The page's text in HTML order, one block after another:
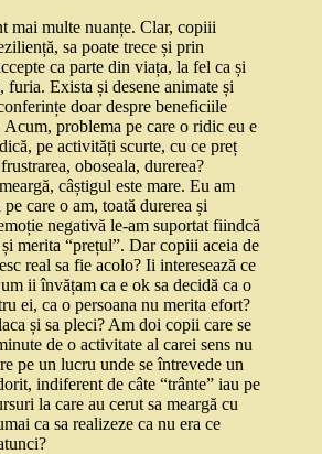
mai multe nuanțe. Clar, copiii
sa poate trece și prin
ca parte din viața, la fel ca și
furia. Exista și desene animate și
doar despre beneficiile
problema pe care o ridic eu e
pe activități scurte, cu ce preț
oboseala, durerea?
câștigul este mare. Eu am
care o am, toată durerea și
negativă le-am suportat fiindcă
merita “prețul”. Dar copiii aceia de
real sa fie acolo? Ii interesează ce
ii învățam ca e ok sa decidă ca o
ei, ca o persoana nu merita efort?
și sa pleci? Am doi copii care se
de o activitate al carei sens nu
pe un lucru unde se întrevede un
indiferent de câte “trânte” iau pe
la care au cerut sa meargă cu
ca sa realizeze ca nu era ce